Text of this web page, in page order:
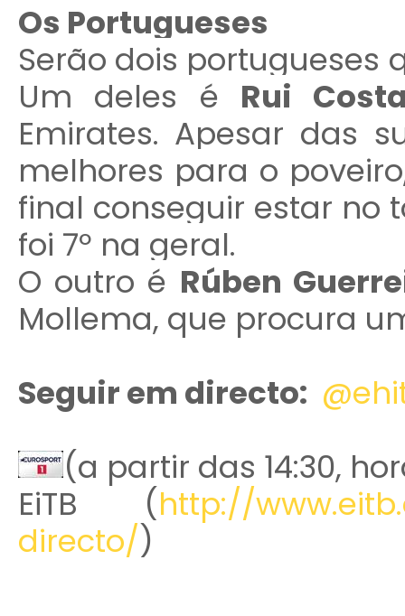
Os Portugueses
Serão dois portugueses
Um deles é Rui
Emirates. Apesar das
melhores para o
final conseguir estar no
foi 7º na geral.
O outro é Rúben
Mollema, que procura
Seguir em directo:
(a partir das 14:30,
EiTB (http://
directo/)